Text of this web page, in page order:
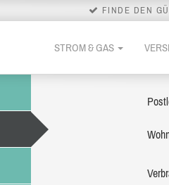
FINDE DEN
STROM & GAS